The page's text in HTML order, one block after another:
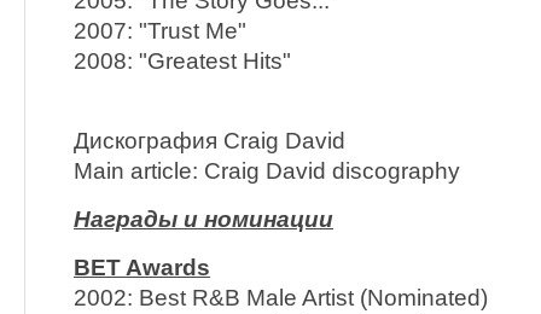
2007: "Trust Me"
2008: "Greatest Hits"
Дискография Craig David
Main article: Craig David discography
Награды и номинации
BET Awards
2002: Best R&B Male Artist (Nominated)